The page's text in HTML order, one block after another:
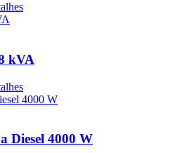
kVA
Diesel 4000 W